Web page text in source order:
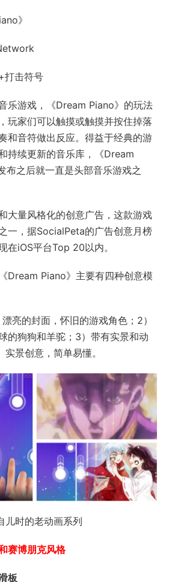
》
打击符号
乐游戏，《Dream Piano》的玩法
玩家们可以触摸或触摸并按住掉落
和音符做出反应。得益于经典的游
持续更新的音乐库，《Dream
布之后就一直是头部音乐游戏之
大量风格化的创意广告，这款游戏
一，据SocialPeta的广告创意月榜
在iOS平台Top 20以内。
Dream Piano》主要有四种创意模
亮的封面，怀旧的游戏角色；2）
的狗狗和羊驼；3）带有实景和动
景创意，简单易懂。
儿时的老动画系列
赛博朋克风格
板